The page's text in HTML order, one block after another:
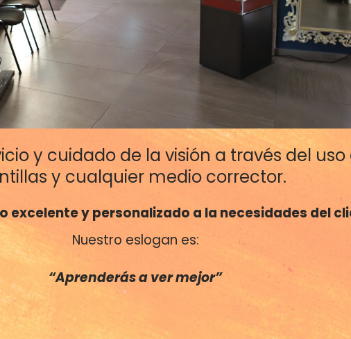
y cuidado de la visión a través del uso
y cualquier medio corrector.
excelente y personalizado a la necesidades del
Nuestro eslogan es:
“Aprenderás a ver mejor”